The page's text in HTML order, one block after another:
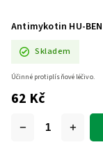
Antimykotin HU-
Skladem
62 Kč
Účinné protiplísňové léčivo.